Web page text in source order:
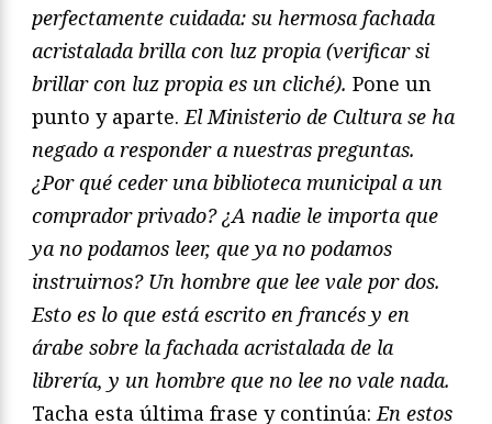
perfectamente cuidada: su hermosa fachada
acristalada brilla con luz propia (verificar si
brillar con luz propia es un cliché). Pone un
punto y aparte.El Ministerio de Cultura se ha
negado a responder a nuestras preguntas.
¿Por qué ceder una biblioteca municipal a un
comprador privado? ¿A nadie le importa que
ya no podamos leer, que ya no podamos
instruirnos? Un hombre que lee vale por dos.
Esto es lo que está escrito en francés y en
árabe sobre la fachada acristalada de la
librería, y un hombre que no lee no vale nada.
Tacha esta última frase y continúa:En estos